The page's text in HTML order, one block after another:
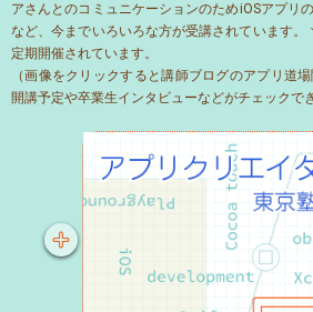
アさんとのコミュニケーションのためiOSアプリ
など、今までいろいろな方が受講されています
定期開催されています。
（画像をクリックすると講師ブログのアプリ道
開講予定や卒業生インタビューなどがチェックで